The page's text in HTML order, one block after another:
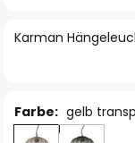
springen
Karman
Farbe: gelb